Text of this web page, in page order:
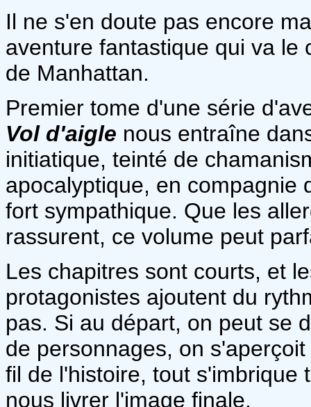
Il ne s'en doute pas encore
aventure fantastique qui va le
de Manhattan.
Premier tome d'une série
Vol d'aigle nous entraîne
initiatique, teinté de
apocalyptique, en compagnie
fort sympathique. Que les
rassurent, ce volume peut
Les chapitres sont courts, et
protagonistes ajoutent du
pas. Si au départ, on peut se
de personnages, on
fil de l'histoire, tout s'imbrique
nous livrer l'image finale.